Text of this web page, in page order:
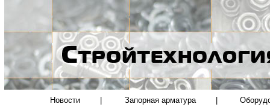
Новости Запорная арматура